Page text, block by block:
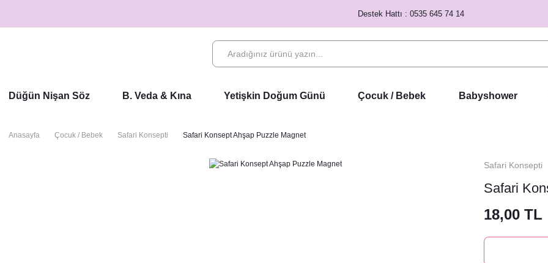
Destek Hattı : 0535 645 74 14
Düğün Nişan Söz B. Veda & Kına Yetişkin Doğum Günü Çocuk / Bebek Babyshower
Anasayfa Çocuk / Bebek Safari Konsepti Safari Konsept Ahşap Puzzle Magnet
Safari Konsepti
Safari
18,00 TL